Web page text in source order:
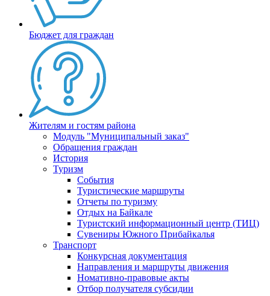
Бюджет для граждан
Жителям и гостям района
Модуль "Муниципальный заказ"
Обращения граждан
История
Туризм
События
Туристические маршруты
Отчеты по туризму
Отдых на Байкале
Туристский информационный центр (ТИЦ)
Сувениры Южного Прибайкалья
Транспорт
Конкурсная документация
Направления и маршруты движения
Номативно-правовые акты
Отбор получателя субсидии